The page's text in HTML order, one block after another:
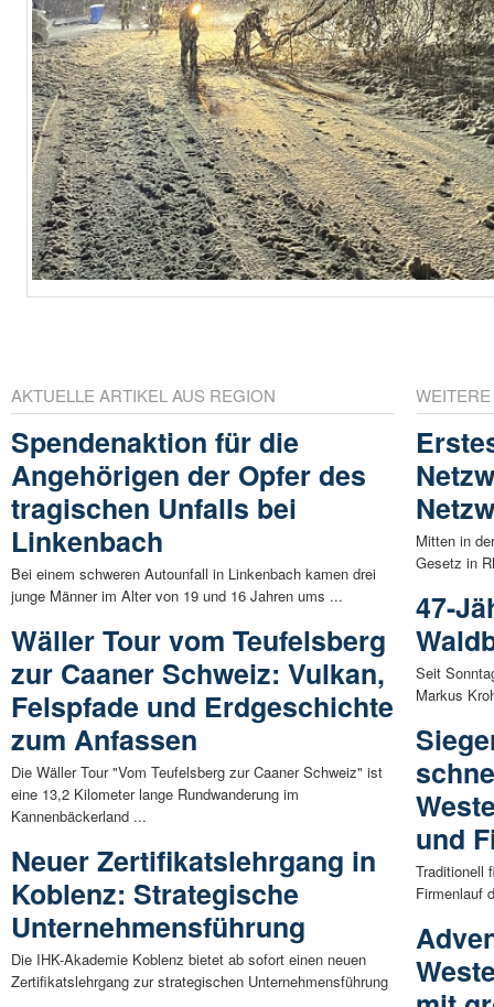
AKTUELLE ARTIKEL AUS REGION
Spendenaktion für die
Angehörigen der Opfer des
tragischen Unfalls bei
Linkenbach
Bei einem schweren Autounfall in Linkenbach kamen drei
junge Männer im Alter von 19 und 16 Jahren ums ...
Wäller Tour vom Teufelsberg
zur Caaner Schweiz: Vulkan,
Felspfade und Erdgeschichte
zum Anfassen
Die Wäller Tour "Vom Teufelsberg zur Caaner Schweiz" ist
eine 13,2 Kilometer lange Rundwanderung im
Kannenbäckerland ...
Neuer Zertifikatslehrgang in
Koblenz: Strategische
Unternehmensführung
Die IHK-Akademie Koblenz bietet ab sofort einen neuen
Zertifikatslehrgang zur strategischen Unternehmensführung
Mitten in
Gesetz in
47-
Seit
Markus
und
Traditionell
Firmenlauf